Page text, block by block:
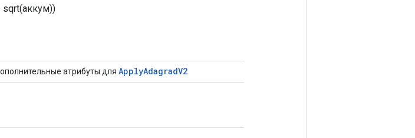
sqrt(аккум))
атрибуты для ApplyAdagradV2